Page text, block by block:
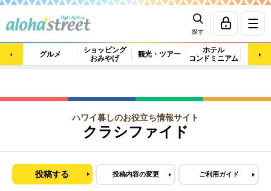
探す
グルメ
ショッピング
おみやげ
観光・ツアー
ホテル
コンドミニアム
マッ
ハワイ暮しのお役立ち情報サイト
クラシファイド
投稿する 投稿内容の変更 ご利用ガイド